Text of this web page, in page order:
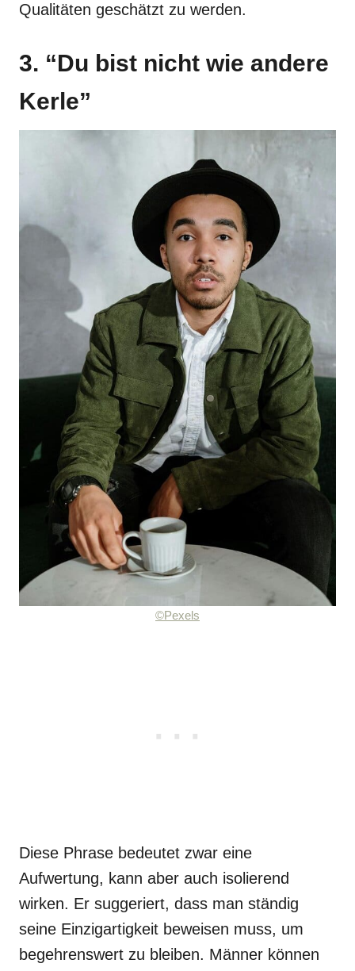
Qualitäten geschätzt zu werden.
3. “Du bist nicht wie andere
Kerle”
©Pexels
Diese Phrase bedeutet zwar eine
Aufwertung, kann aber auch isolierend
wirken. Er suggeriert, dass man ständig
seine Einzigartigkeit beweisen muss, um
begehrenswert zu bleiben. Männer können